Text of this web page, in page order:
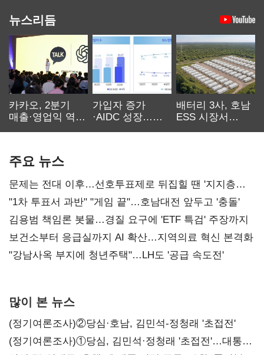
뉴스리듬
카카오, 2분기
매출·영업익 역대
가입자 증가
·AIDC 성장…
배터리 3사, 호남
ESS 시장서
주요 뉴스
문제는 전대 이후…선호투표제로 뒤집힐 땐 '지지층
불복'
"1차 투표서 과반" "게임 끝"…호남대전 앞두고 '충돌'
김용범 책임론 봇물…경질 요구에 'ETF 특검' 주장까지
보건소부터 응급실까지 AI 확산…지역의료 혁신 본격화
"강남사옥 부지에 청년주택"…LH도 '공급 속도전'
많이 본 뉴스
(정기여론조사)②당심·호남, 김민석-정청래 '초접전'
(정기여론조사)①당심, 김민석·정청래 '초접전'…대통령